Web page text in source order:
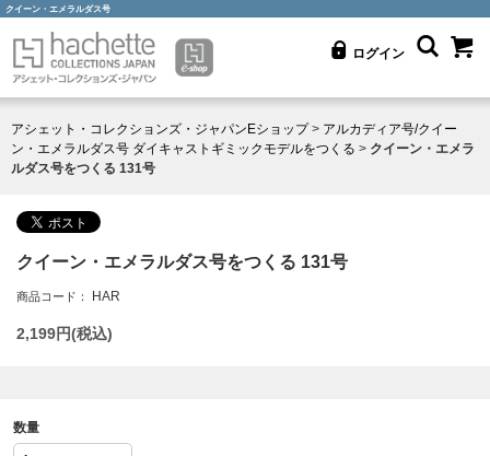
クイーン・エメラルダス号
ログイン
アシェット・コレクションズ・ジャパンEショップ> アルカディア号/クイー
ン・エメラルダス号 ダイキャストギミックモデルをつくる > クイーン・エメラ
ルダス号をつくる 131号
クイーン・エメラルダス号をつくる 131号
商品コード： HAR
2,199円(税込)
数量